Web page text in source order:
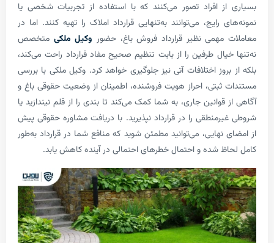
افراد تصور می‌کنند که با استفاده از تجربیات شخصی یا
رایج، می‌توانند به‌تنهایی قرارداد املاک را تهیه کنند. اما در
مهمی نظیر قرارداد فروش باغ، حضوروکیل ملکیمتخصص
طرفین را از بابت تنظیم صحیح مفاد قرارداد راحت می‌کند،
اختلافات آتی نیز جلوگیری خواهد کرد. وکیل ملکی با بررسی
ثبتی، احراز هویت فروشنده، اطمینان از وضعیت حقوقی باغ و
جاری، به شما کمک می‌کند تا بندی را از قلم نیندازید یا
را در قرارداد نپذیرید. با دریافت مشاوره حقوقی پیش
نهایی، می‌توانید مطمئن شوید که منافع شما در قرارداد به‌طور
شده و احتمال خطرهای احتمالی در آینده کاهش یابد.